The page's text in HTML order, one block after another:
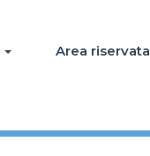
Area riservata